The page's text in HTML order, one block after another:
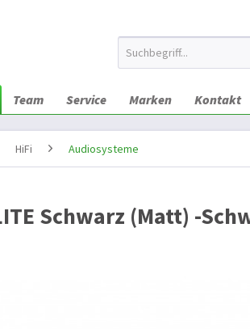
Team Service Marken Kontakt
HiFi Audiosysteme
Schwarz (Matt) -